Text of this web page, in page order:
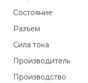
Состояние
Разъем
Сила тока
Производитель
Производство